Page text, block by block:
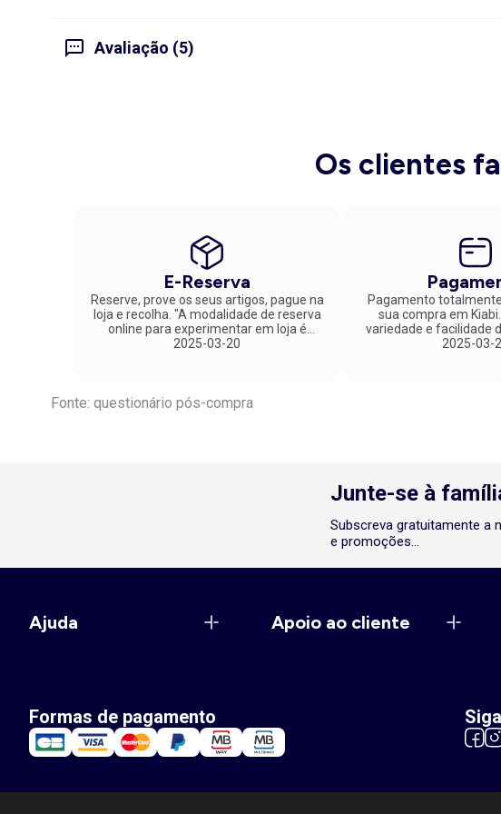
Avaliação (5)
Os clientes
E-Reserva
Reserve, prove os seus artigos, pague na
loja e recolha. "A modalidade de reserva
online para experimentar em loja é
fantástica. Parabéns pela inovação!"
2025-03-20
Pagamento
sua compra em Kiabi.pt.
variedade e facilidade
2025-03-
Fonte: questionário pós-compra
Junte-se à
Subscreva gratuitamente a
e promoções...
Ajuda Apoio ao cliente
Formas de pagamento